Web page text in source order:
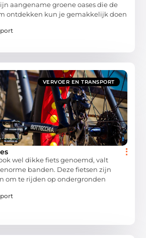
aangename groene oases die de
ontdekken kun je gemakkelijk doen
VERVOER EN TRANSPORT
wel dikke fiets genoemd, valt
banden. Deze fietsen zijn
om te rijden op ondergronden